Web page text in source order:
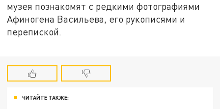
музея познакомят с редкими фотографиями
Афиногена Васильева, его рукописями и
перепиской.
ЧИТАЙТЕ ТАКЖЕ: